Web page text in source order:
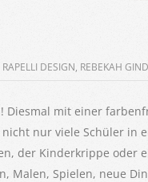
RAPELLI DESIGN, REBEKAH
Diesmal mit einer
nur viele Schüler in
der Kinderkrippe oder
Malen, Spielen, neue